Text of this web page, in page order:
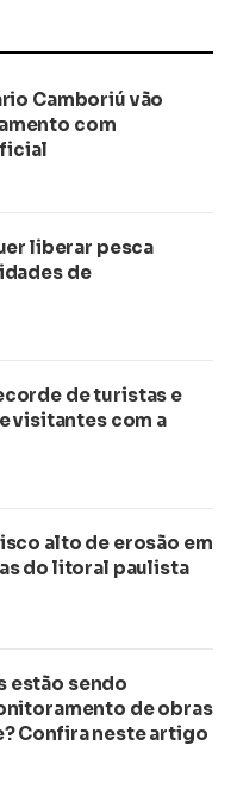
Camboriú vão
com
liberar pesca
de
de turistas e
visitantes com a
alto de erosão em
do litoral paulista
estão sendo
de obras
Confira neste artigo